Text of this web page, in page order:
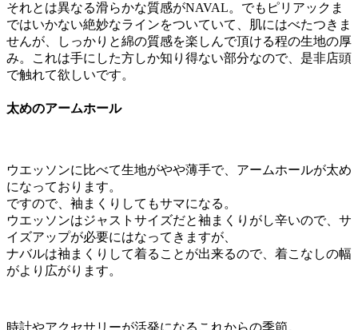
それとは異なる滑らかな質感がNAVAL。でもピリアックま
ではいかない絶妙なラインをついていて、肌にはべたつきま
せんが、しっかりと綿の質感を楽しんで頂ける程の生地の厚
み。これは手にした方しか知り得ない部分なので、是非店頭
で触れて欲しいです。
太めのアームホール
ウエッソンに比べて生地がやや薄手で、アームホールが太め
になっております。
ですので、袖まくりしてもサマになる。
ウエッソンはジャストサイズだと袖まくりがし辛いので、サ
イズアップが必要にはなってきますが、
ナバルは袖まくりして着ることが出来るので、着こなしの幅
がより広がります。
時計やアクセサリーが活発になるこれからの季節。